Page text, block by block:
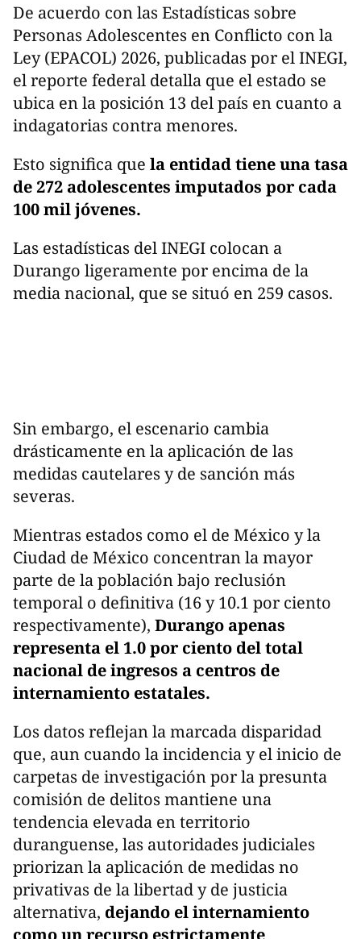
De acuerdo con las Estadísticas sobre
Personas Adolescentes en Conflicto con la
Ley (EPACOL) 2026, publicadas por el INEGI,
el reporte federal detalla que el estado se
ubica en la posición 13 del país en cuanto a
indagatorias contra menores.
Esto significa que la entidad tiene una tasa
de 272 adolescentes imputados por cada
100 mil jóvenes.
Las estadísticas del INEGI colocan a
Durango ligeramente por encima de la
media nacional, que se situó en 259 casos.
Sin embargo, el escenario cambia
drásticamente en la aplicación de las
medidas cautelares y de sanción más
severas.
Mientras estados como el de México y la
Ciudad de México concentran la mayor
parte de la población bajo reclusión
temporal o definitiva (16 y 10.1 por ciento
respectivamente), Durango apenas
representa el 1.0 por ciento del total
nacional de ingresos a centros de
internamiento estatales.
​Los datos reflejan la marcada disparidad
que, aun cuando la incidencia y el inicio de
carpetas de investigación por la presunta
comisión de delitos mantiene una
tendencia elevada en territorio
duranguense, las autoridades judiciales
priorizan la aplicación de medidas no
privativas de la libertad y de justicia
alternativa, dejando el internamiento
como un recurso estrictamente